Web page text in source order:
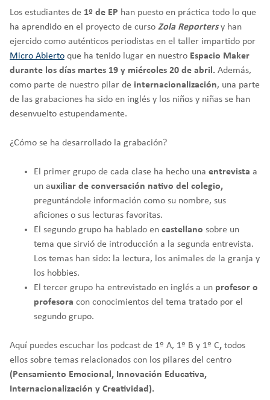
Los estudiantes de 1º de EP han puesto en práctica todo lo que
ha aprendido en el proyecto de curso Zola Reportersy han
ejercido como auténticos periodistas en el taller impartido por
Micro Abierto que ha tenido lugar en nuestro Espacio Maker
durante los días martes 19 y miércoles 20 de abril. Además,
como parte de nuestro pilar de internacionalización, una parte
de las grabaciones ha sido en inglés y los niños y niñas se han
desenvuelto estupendamente.
¿Cómo se ha desarrollado la grabación?
El primer grupo de cada clase ha hecho una entrevista a
un auxiliar de conversación nativo del colegio,
preguntándole información como su nombre, sus
aficiones o sus lecturas favoritas.
El segundo grupo ha hablado en castellano sobre un
tema que sirvió de introducción a la segunda entrevista.
Los temas han sido: la lectura, los animales de la granja y
los hobbies.
El tercer grupo ha entrevistado en inglés a un profesor o
profesora con conocimientos del tema tratado por el
segundo grupo.
Aquí puedes escuchar los podcast de 1º A, 1º B y 1º C, todos
ellos sobre temas relacionados con los pilares del centro
(Pensamiento Emocional, Innovación Educativa,
Internacionalización y Creatividad).